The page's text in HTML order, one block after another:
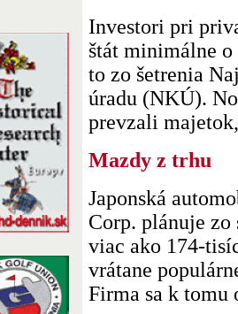
Investori pri
štát minimálne
to zo šetrenia
úradu (NKÚ).
prevzali
Mazdy z trhu
Japonská
Corp. plánuje
viac ako 174-
vrátane
Firma sa k tomu